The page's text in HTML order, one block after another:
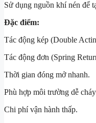
Sử dụng nguồn khí nén để
Đặc điểm:
Tác động kép (Double
Tác động đơn (Spring
Thời gian đóng mở nhanh.
Phù hợp môi trường dễ
Chi phí vận hành thấp.